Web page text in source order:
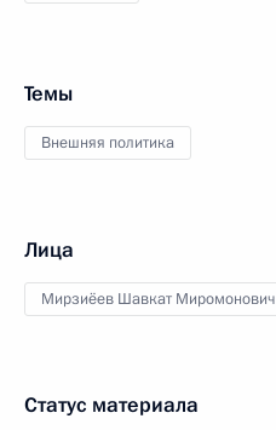
Темы
Внешняя политика
Лица
Мирзиёев Шавкат Миромонович
Статус материала